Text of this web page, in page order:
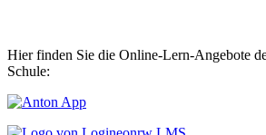
Hier finden Sie die Online-Lern-Angebote
Schule: